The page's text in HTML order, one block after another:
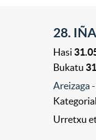
28.
Hasi
Bukatu
Areizaga
Urretxu